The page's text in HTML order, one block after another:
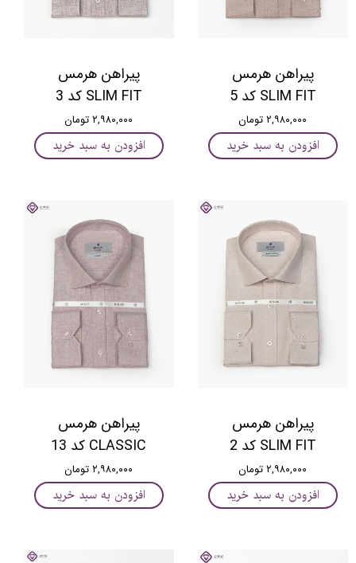
پیراهن هرمس
SLIM FIT کد 5
۲,۹۸۰,۰۰۰ تومان
افزودن به سبد خرید
پیراهن هرمس
SLIM FIT کد 3
۲,۹۸۰,۰۰۰ تومان
افزودن به سبد خرید
پیراهن هرمس
SLIM FIT کد 2
۲,۹۸۰,۰۰۰ تومان
افزودن به سبد خرید
پیراهن هرمس
CLASSIC کد 13
۲,۹۸۰,۰۰۰ تومان
افزودن به سبد خرید